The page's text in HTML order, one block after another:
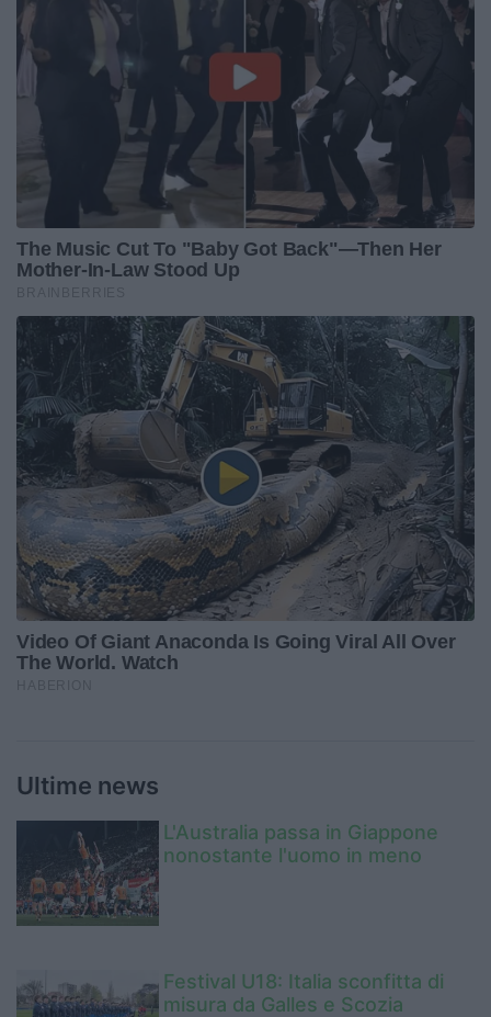
Ultime news
L'Australia passa in Giappone
nonostante l'uomo in meno
Festival U18: Italia sconfitta di
misura da Galles e Scozia